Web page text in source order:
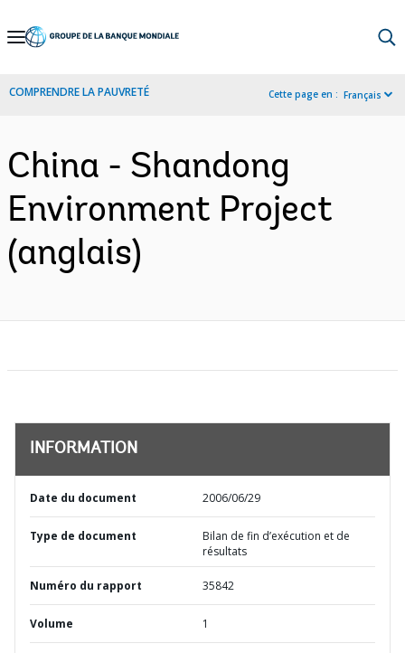
Skip
Navigation
COMPRENDRE LA PAUVRETÉ Cette page en : Français
China - Shandong
Environment Project
(anglais)
INFORMATION
Date du document 2006/06/29
Type de document
Bilan de fin d’exécution et de
résultats
Numéro du rapport 35842
Volume 1